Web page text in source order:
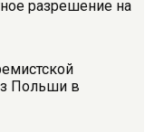
разрешение на
Польши в